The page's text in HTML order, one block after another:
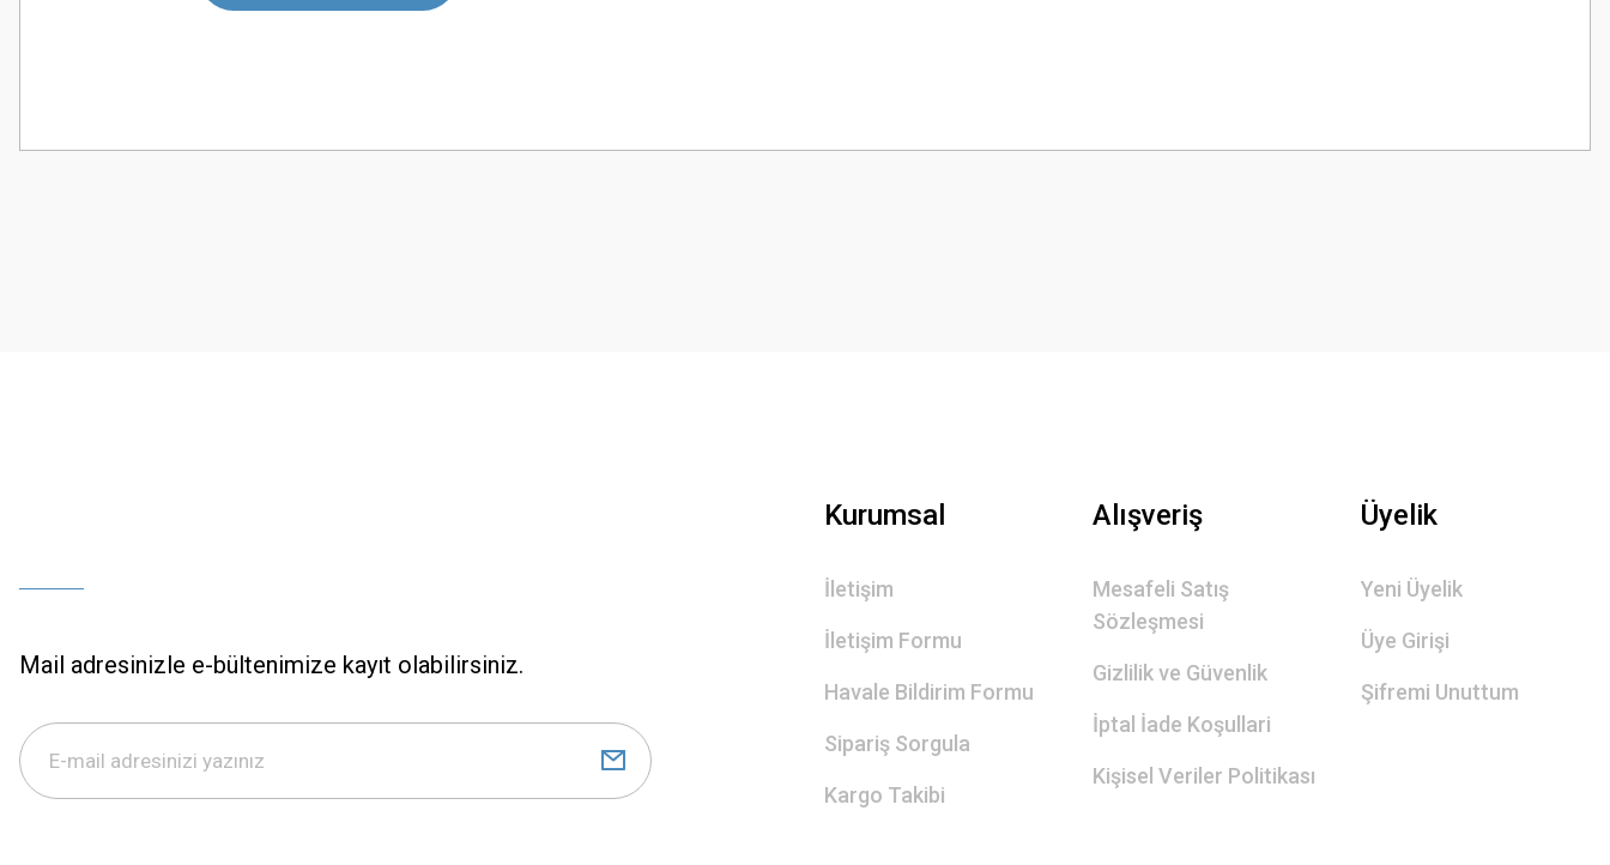
Görüş ve önerileriniz için teşekkür ederiz.
Mail adresinizle e-bültenimize kayıt olabilirsiniz.
Kurumsal
İletişim
İletişim Formu
Havale Bildirim Formu
Sipariş Sorgula
Kargo Takibi
Alışveriş
Mesafeli Satış
Sözleşmesi
Gizlilik ve Güvenlik
İptal İade Koşullari
Kişisel Veriler Politikası
Üyelik
Yeni Üyelik
Üye Girişi
Şifremi Unuttum